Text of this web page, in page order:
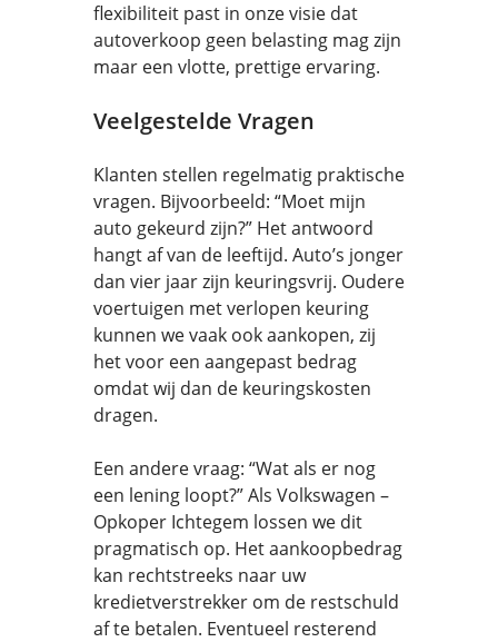
flexibiliteit past in onze visie dat
autoverkoop geen belasting mag zijn
maar een vlotte, prettige ervaring.
Veelgestelde Vragen
Klanten stellen regelmatig praktische
vragen. Bijvoorbeeld: “Moet mijn
auto gekeurd zijn?” Het antwoord
hangt af van de leeftijd. Auto’s jonger
dan vier jaar zijn keuringsvrij. Oudere
voertuigen met verlopen keuring
kunnen we vaak ook aankopen, zij
het voor een aangepast bedrag
omdat wij dan de keuringskosten
dragen.
Een andere vraag: “Wat als er nog
een lening loopt?” Als Volkswagen –
Opkoper Ichtegem lossen we dit
pragmatisch op. Het aankoopbedrag
kan rechtstreeks naar uw
kredietverstrekker om de restschuld
af te betalen. Eventueel resterend